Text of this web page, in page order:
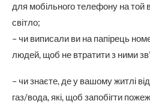
для мобільного телефону на той
світло;
– чи виписали ви на папірець
людей, щоб не втратити з ними
– чи знаєте, де у вашому житлі
газ/вода, які, щоб запобігти